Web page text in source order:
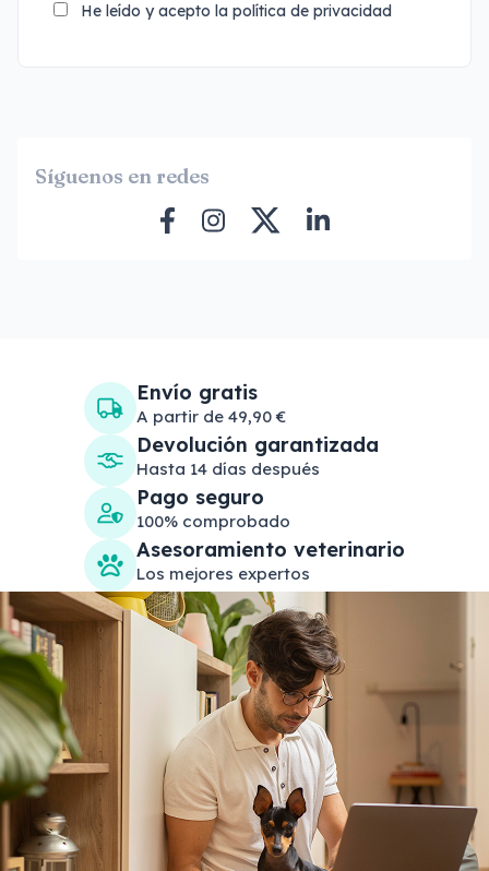
He leído y acepto la política de privacidad
Síguenos en redes
Envío gratis
A partir de 49,90 €
Devolución garantizada
Hasta 14 días después
Pago seguro
100% comprobado
Asesoramiento veterinario
Los mejores expertos
Search products